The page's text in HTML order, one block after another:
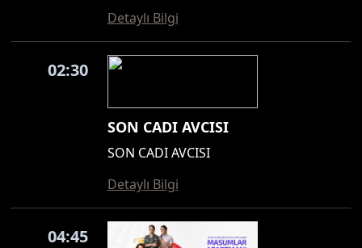
Detaylı Bilgi
02:30
SON CADI AVCISI
SON CADI AVCISI
Detaylı Bilgi
04:45